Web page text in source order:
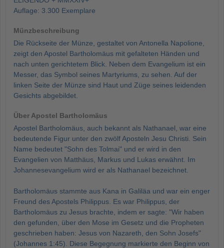
Auflage: 3.300 Exemplare
Münzbeschreibung
Die Rückseite der Münze, gestaltet von Antonella Napolione,
zeigt den Apostel Bartholomäus mit gefalteten Händen und
nach unten gerichtetem Blick. Neben dem Evangelium ist ein
Messer, das Symbol seines Martyriums, zu sehen. Auf der
linken Seite der Münze sind Haut und Züge seines leidenden
Gesichts abgebildet.
Über Apostel Bartholomäus
Apostel Bartholomäus, auch bekannt als Nathanael, war eine
bedeutende Figur unter den zwölf Aposteln Jesu Christi. Sein
Name bedeutet "Sohn des Tolmai" und er wird in den
Evangelien von Matthäus, Markus und Lukas erwähnt. Im
Johannesevangelium wird er als Nathanael bezeichnet.
Bartholomäus stammte aus Kana in Galiläa und war ein enger
Freund des Apostels Philippus. Es war Philippus, der
Bartholomäus zu Jesus brachte, indem er sagte: "Wir haben
den gefunden, über den Mose im Gesetz und die Propheten
geschrieben haben: Jesus von Nazareth, den Sohn Josefs"
(Johannes 1:45). Diese Begegnung markierte den Beginn von